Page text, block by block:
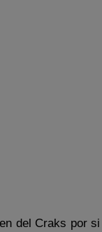
del Craks por